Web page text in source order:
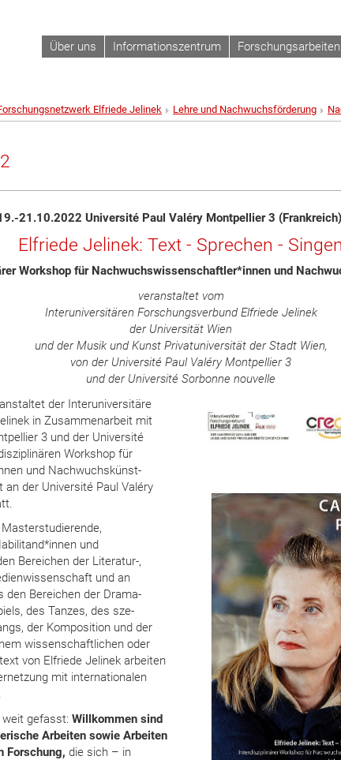
Über uns Informationszentrum Forschungsarbeiten
Elfriede Jelinek Lehre und Nachwuchsförderung
21.10.2022 Université Paul Valéry Montpellier 3 (Frankreich)
Elfriede Jelinek: Text - Sprechen - Singen
Workshop für Nachwuchswissenschaftler*innen und
veranstaltet vom
Interuniversitären Forschungsverbund Elfriede Jelinek
der Universität Wien
und der Musik und Kunst Privatuniversität der Stadt Wien,
von der Université Paul Valéry Montpellier 3
und der Université Sorbonne nouvelle
der Interuniversitäre
in Zusammenarbeit mit
3 und der Université
Workshop für
und Nachwuchskünst-
an der Université Paul Valéry
Masterstudierende,
und
Bereichen der Literatur-,
und an
Bereichen der Drama-
des Tanzes, des sze-
der Komposition und der
wissenschaftlichen oder
von Elfriede Jelinek arbeiten
mit internationalen
gefasst: Willkommen sind
Arbeiten sowie Arbeiten
Forschung, die sich – in